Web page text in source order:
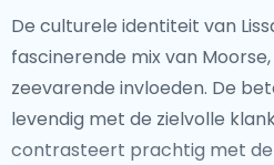
De culturele identiteit van
fascinerende mix van
zeevarende invloeden. De
levendig met de zielvolle
contrasteert prachtig met